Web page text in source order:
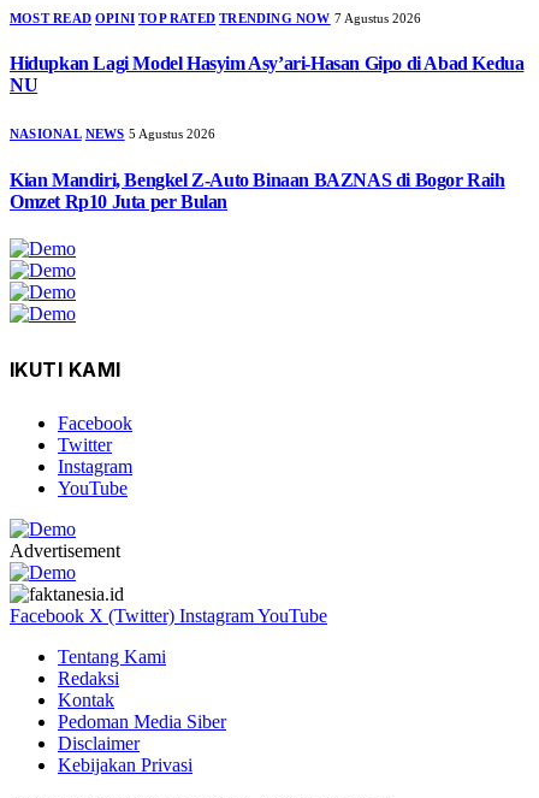
MOST READ OPINI TOP RATED TRENDING NOW 7 Agustus 2026
Hidupkan Lagi Model Hasyim Asy’ari-Hasan Gipo di Abad Kedua
NU
NASIONAL NEWS 5 Agustus 2026
Kian Mandiri, Bengkel Z-Auto Binaan BAZNAS di Bogor Raih
Omzet Rp10 Juta per Bulan
IKUTI KAMI
Facebook
Twitter
Instagram
YouTube
Advertisement
Facebook X (Twitter) InstagramYouTube
Tentang Kami
Redaksi
Kontak
Pedoman Media Siber
Disclaimer
Kebijakan Privasi